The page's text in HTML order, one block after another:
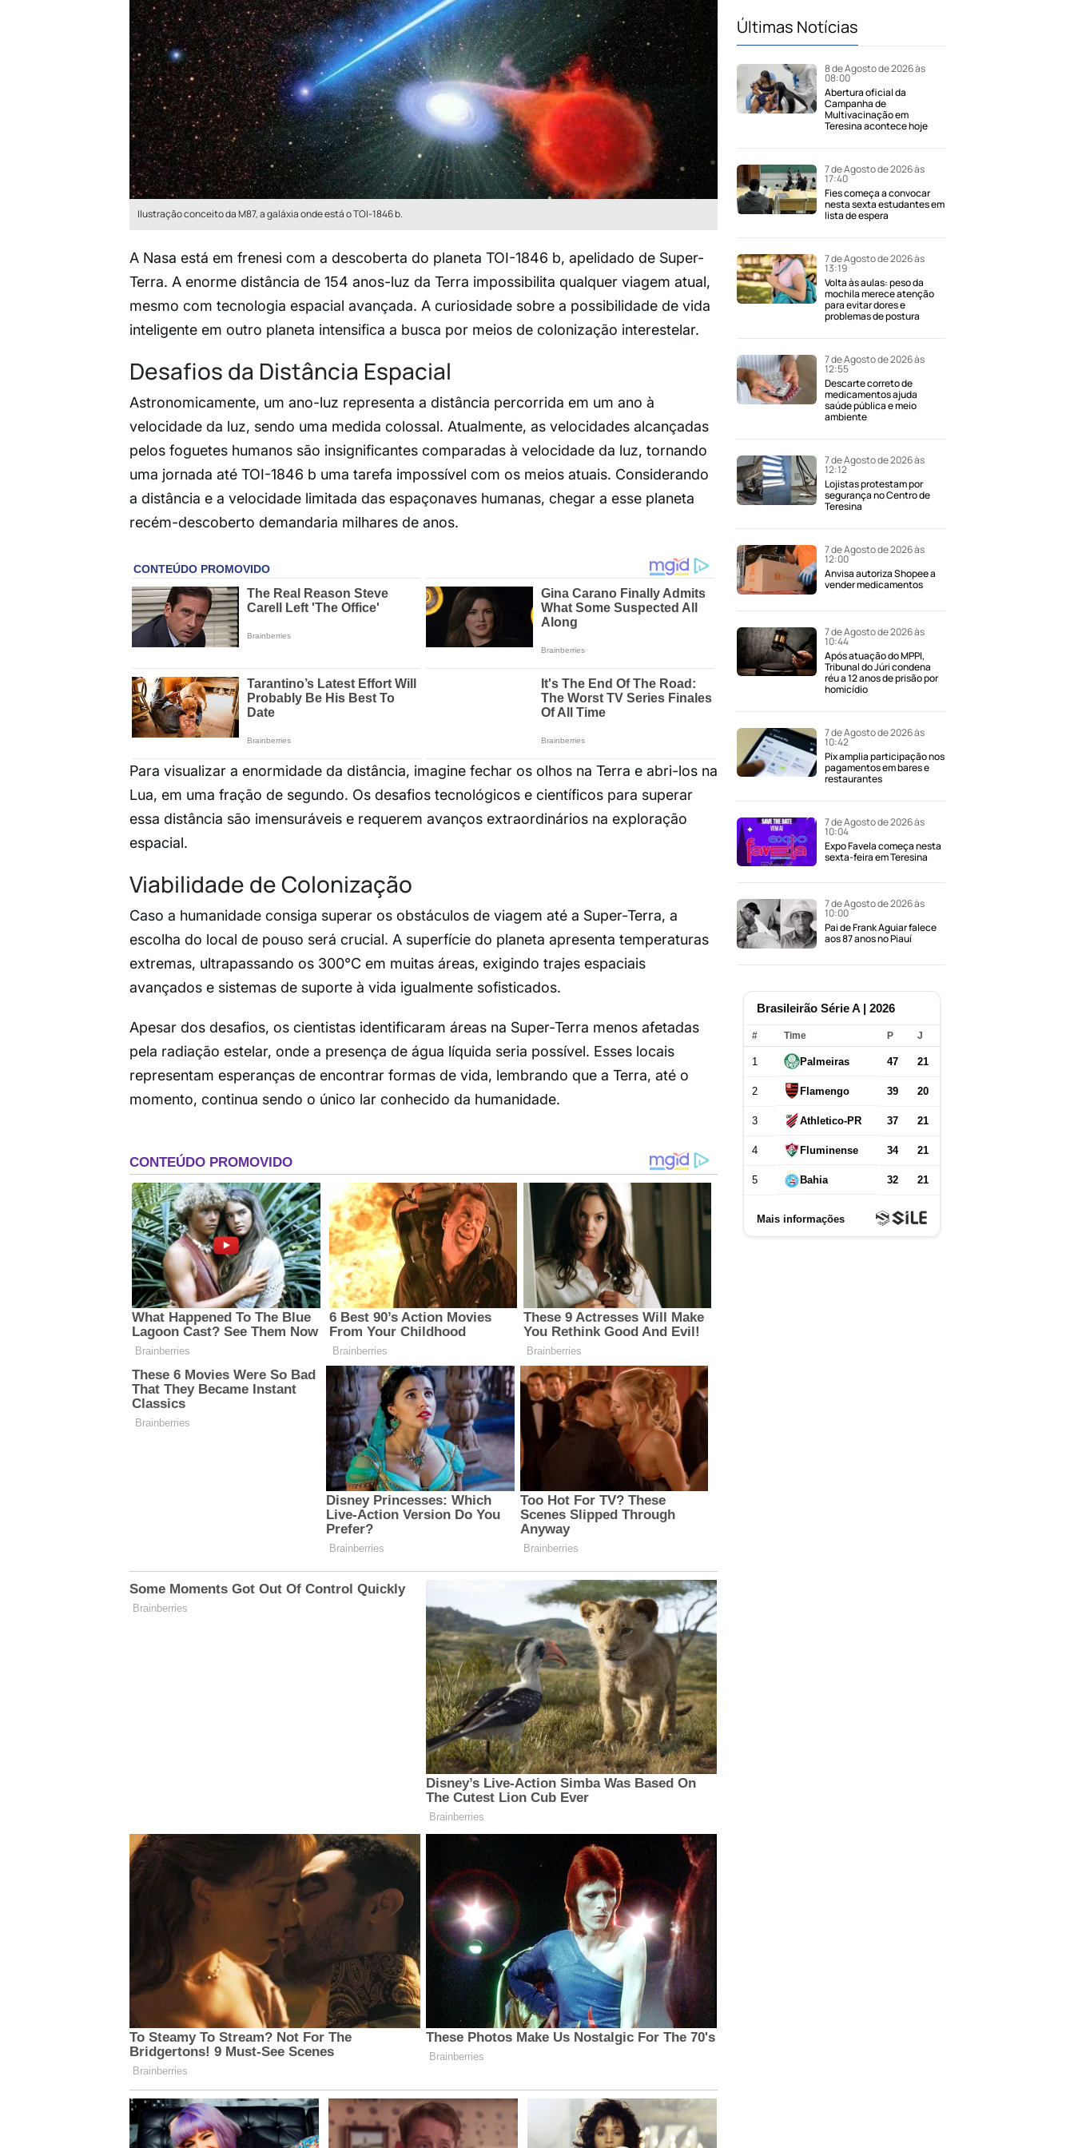
Ilustração conceito da M87, a galáxia onde está o TOI-1846 b.
A Nasa está em frenesi com a descoberta do planeta TOI-1846 b, apelidado de Super-
Terra. A enorme distância de 154 anos-luz da Terra impossibilita qualquer viagem atual,
mesmo com tecnologia espacial avançada. A curiosidade sobre a possibilidade de vida
inteligente em outro planeta intensifica a busca por meios de colonização interestelar.
Desafios da Distância Espacial
Astronomicamente, um ano-luz representa a distância percorrida em um ano à
velocidade da luz, sendo uma medida colossal. Atualmente, as velocidades alcançadas
pelos foguetes humanos são insignificantes comparadas à velocidade da luz, tornando
uma jornada até TOI-1846 b uma tarefa impossível com os meios atuais. Considerando
a distância e a velocidade limitada das espaçonaves humanas, chegar a esse planeta
recém-descoberto demandaria milhares de anos.
Para visualizar a enormidade da distância, imagine fechar os olhos na Terra e abri-los na
Lua, em uma fração de segundo. Os desafios tecnológicos e científicos para superar
essa distância são imensuráveis e requerem avanços extraordinários na exploração
espacial.
Viabilidade de Colonização
Caso a humanidade consiga superar os obstáculos de viagem até a Super-Terra, a
escolha do local de pouso será crucial. A superfície do planeta apresenta temperaturas
extremas, ultrapassando os 300°C em muitas áreas, exigindo trajes espaciais
avançados e sistemas de suporte à vida igualmente sofisticados.
Apesar dos desafios, os cientistas identificaram áreas na Super-Terra menos afetadas
pela radiação estelar, onde a presença de água líquida seria possível. Esses locais
representam esperanças de encontrar formas de vida, lembrando que a Terra, até o
momento, continua sendo o único lar conhecido da humanidade.
Últimas Notícias
8 de Agosto de 2026 às
08:00
Abertura oficial da
Campanha de
Multivacinação em
Teresina acontece hoje
7 de Agosto de 2026 às
17:40
Fies começa a convocar
nesta sexta estudantes em
lista de espera
7 de Agosto de 2026 às
13:19
Volta às aulas: peso da
mochila merece atenção
para evitar dores e
problemas de postura
7 de Agosto de 2026 às
12:55
Descarte correto de
medicamentos ajuda
saúde pública e meio
ambiente
7 de Agosto de 2026 às
12:12
Lojistas protestam por
segurança no Centro de
Teresina
7 de Agosto de 2026 às
12:00
Anvisa autoriza Shopee a
vender medicamentos
7 de Agosto de 2026 às
10:44
Após atuação do MPPI,
Tribunal do Júri condena
réu a 12 anos de prisão por
homicídio
7 de Agosto de 2026 às
10:42
Pix amplia participação nos
pagamentos em bares e
restaurantes
7 de Agosto de 2026 às
10:04
Expo Favela começa nesta
sexta-feira em Teresina
7 de Agosto de 2026 às
10:00
Pai de Frank Aguiar falece
aos 87 anos no Piauí